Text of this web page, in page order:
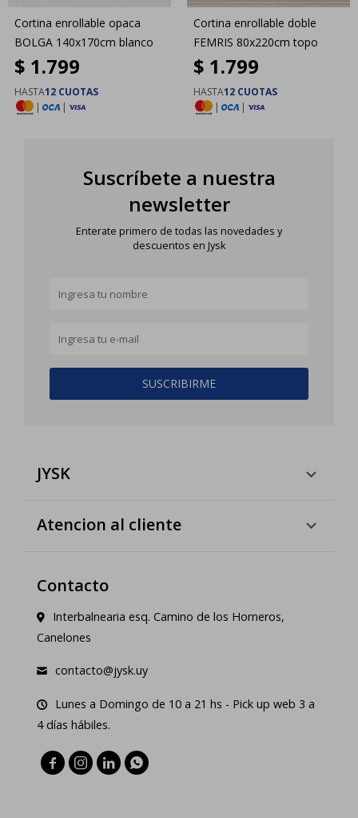
Cortina enrollable opaca
BOLGA 140x170cm blanco
$ 1.799
HASTA12 CUOTAS
|
|
Cortina enrollable doble
FEMRIS 80x220cm topo
$ 1.799
HASTA12 CUOTAS
|
|
Suscríbete a nuestra
newsletter
Enterate primero de todas las novedades y
descuentos en Jysk
SUSCRIBIRME
JYSK
Atencion al cliente
Contacto
Interbalnearia esq. Camino de los Horneros,
Canelones
contacto@jysk.uy
Lunes a Domingo de 10 a 21 hs - Pick up web 3 a
4 días hábiles.
   